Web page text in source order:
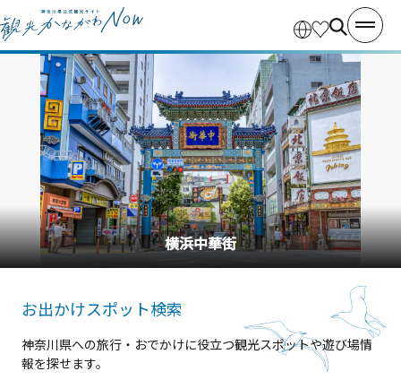
横浜中華街
お出かけスポット検索
神奈川県への旅行・おでかけに役立つ観光スポットや遊び場情
報を探せます。